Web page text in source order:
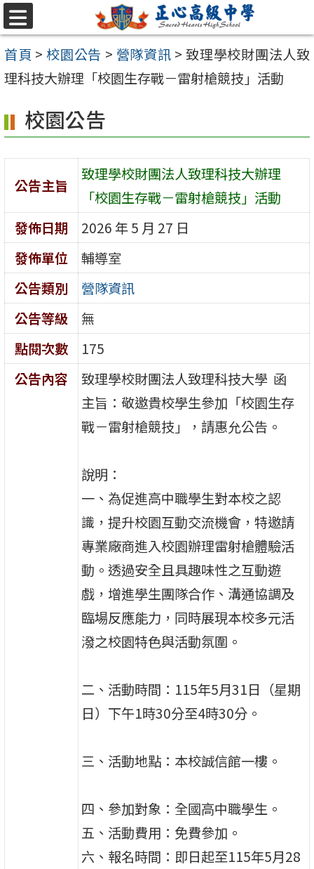
跳至主要內容區
選
單
首頁 > 校園公告 > 營隊資訊 > 致理學校財團法人致
理科技大辦理「校園生存戰－雷射槍競技」活動
校園公告
公告主旨
致理學校財團法人致理科技大辦理
「校園生存戰－雷射槍競技」活動
發佈日期
2026 年 5 月 27 日
發佈單位
輔導室
公告類別
營隊資訊
公告等級
無
點閱次數
175
公告內容
致理學校財團法人致理科技大學 函
主旨：敬邀貴校學生參加「校園生存
戰－雷射槍競技」，請惠允公告。
說明：
一、為促進高中職學生對本校之認
識，提升校園互動交流機會，特邀請
專業廠商進入校園辦理雷射槍體驗活
動。透過安全且具趣味性之互動遊
戲，增進學生團隊合作、溝通協調及
臨場反應能力，同時展現本校多元活
潑之校園特色與活動氛圍。
二、活動時間：115年5月31日（星期
日）下午1時30分至4時30分。
三、活動地點：本校誠信館一樓。
四、參加對象：全國高中職學生。
五、活動費用：免費參加。
六、報名時間：即日起至115年5月28